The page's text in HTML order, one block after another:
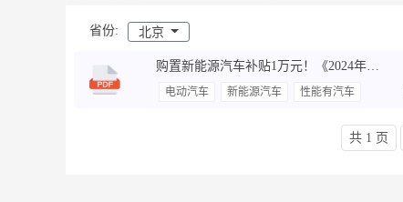
省份: 北京
购置新能源汽车补贴1万元！《2024年北京市汽车以旧换新补贴实施细则》发布
电动汽车 新能源汽车 性能有汽车
共 1 页